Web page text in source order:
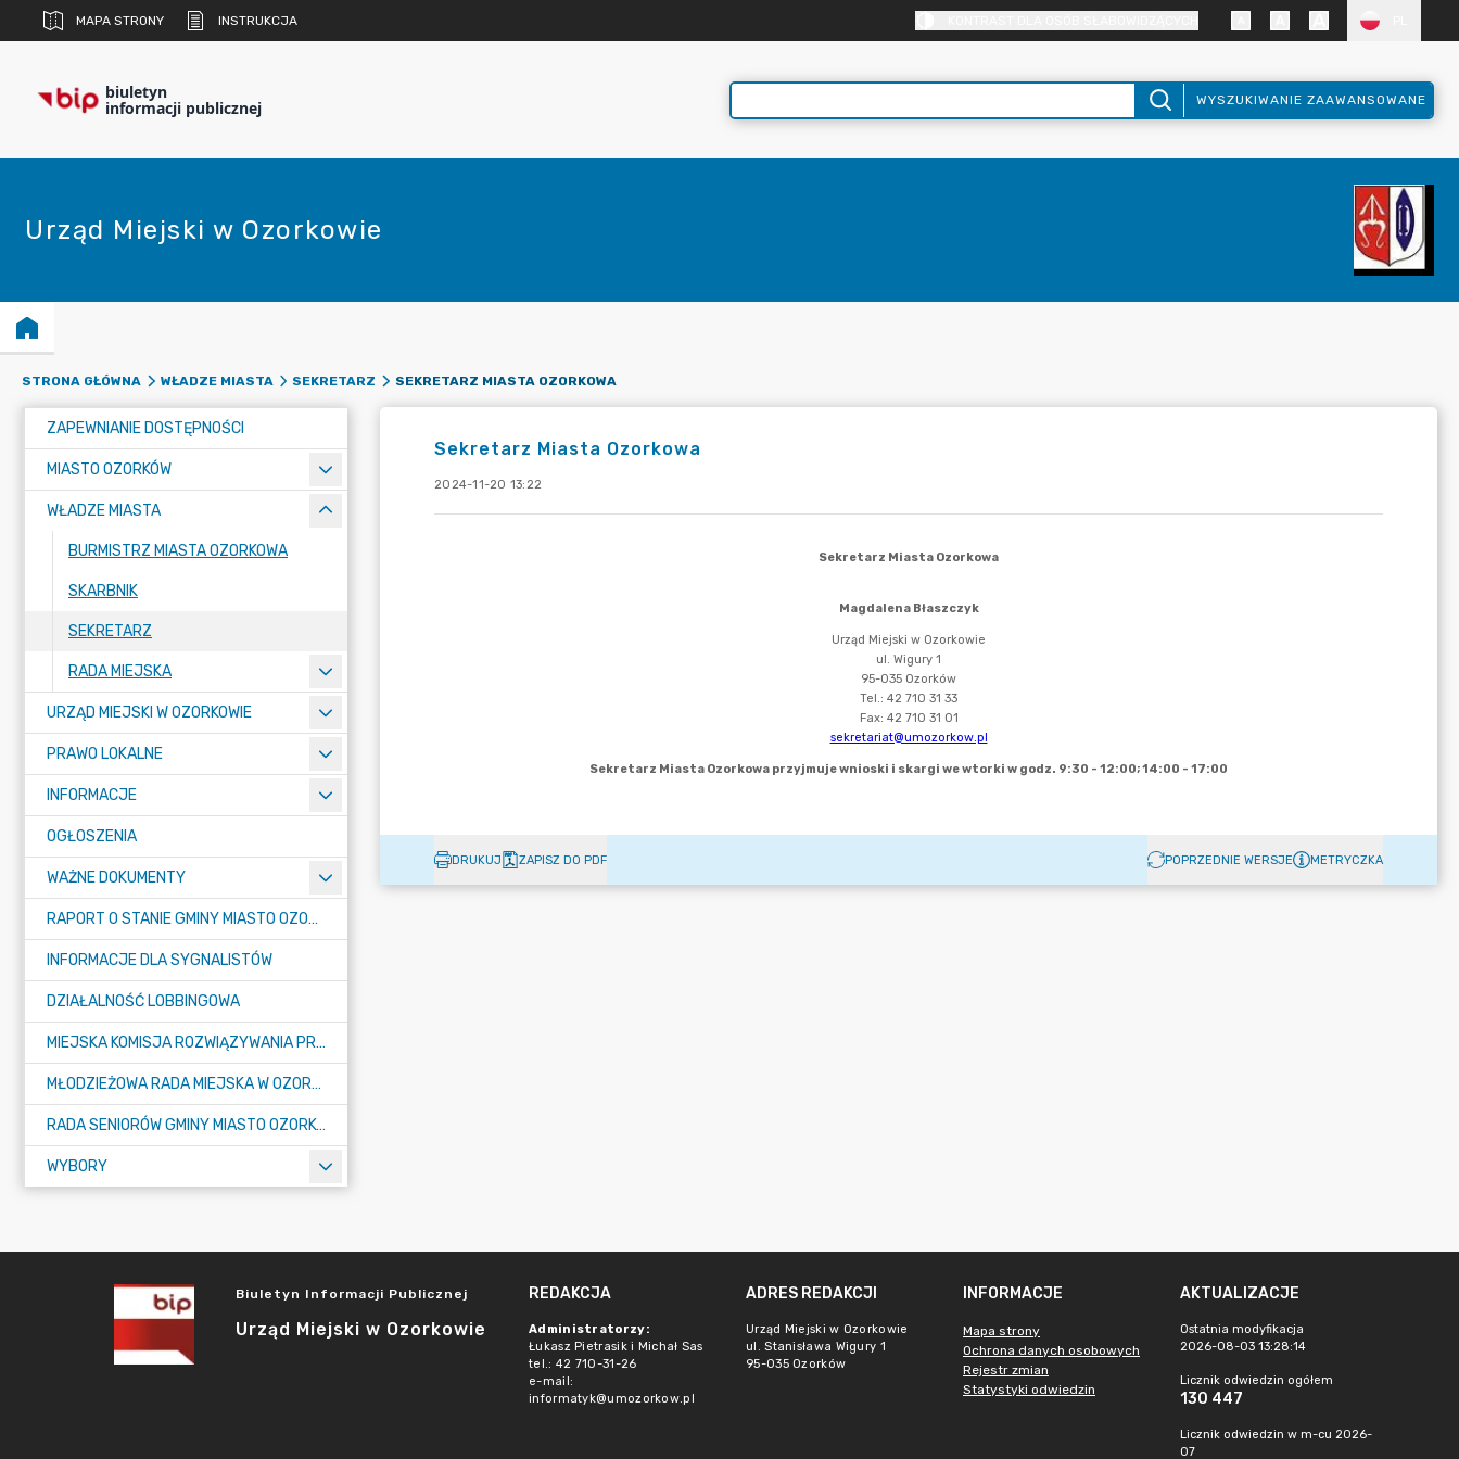
MAPA STRONY INSTRUKCJA
biuletyn
informacji publicznej WYSZUKIWANIE ZAAWANSOWANE
Urząd Miejski w Ozorkowie
STRONA GŁÓWNA WŁADZE MIASTA SEKRETARZ SEKRETARZ MIASTA OZORKOWA
ZAPEWNIANIE DOSTĘPNOŚCI
MIASTO OZORKÓW
WŁADZE MIASTA
BURMISTRZ MIASTA OZORKOWA
SKARBNIK
SEKRETARZ
RADA MIEJSKA
URZĄD MIEJSKI W OZORKOWIE
PRAWO LOKALNE
INFORMACJE
OGŁOSZENIA
WAŻNE DOKUMENTY
RAPORT O STANIE GMINY MIASTO OZORKÓW
INFORMACJE DLA SYGNALISTÓW
DZIAŁALNOŚĆ LOBBINGOWA
MIEJSKA KOMISJA ROZWIĄZYWANIA PROBLEMÓW ALKOHOLOWYCH
MŁODZIEŻOWA RADA MIEJSKA W OZORKOWIE
RADA SENIORÓW GMINY MIASTO OZORKÓW
WYBORY
Sekretarz Miasta Ozorkowa
2024-11-20 13:22
DRUKUJ ZAPISZ DO PDF POPRZEDNIE WERSJE METRYCZKA
Biuletyn Informacji Publicznej
Urząd Miejski w Ozorkowie
REDAKCJA
Administratorzy:
Łukasz Pietrasik i Michał Sas
tel.: 42 710-31-26
e-mail:
informatyk@umozorkow.pl
ADRES REDAKCJI
Urząd Miejski w Ozorkowie
ul. Stanisława Wigury 1
95-035 Ozorków
INFORMACJE
Mapa strony
Ochrona danych osobowych
Rejestr zmian
Statystyki odwiedzin
AKTUALIZACJE
Ostatnia modyfikacja
2026-08-03 13:28:14
Licznik odwiedzin ogółem
130 447
Licznik odwiedzin w m-cu 2026-
07